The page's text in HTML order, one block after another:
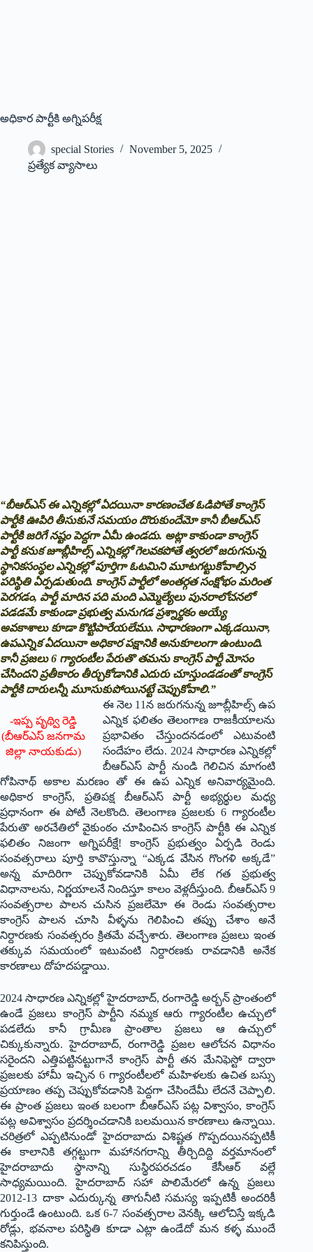
అధికార పార్టీకి అగ్నిపరీక్ష
special Stories
November 5, 2025
ప్రత్యేక వ్యాసాలు
“బీఆర్ఎస్ ఈ ఎన్నికల్లో ఏదయినా కారణంచేత ఓడిపోతే కాంగ్రెస్
పార్టీకి ఊపిరి తీసుకునే సమయం దొరుకుందేమో కానీ బీఆర్ఎస్
పార్టీకి జరిగే నష్టం పెద్దగా ఏమీ ఉండదు. అట్లా కాకుండా కాంగ్రెస్
పార్టీ కనుక జూబ్లీహిల్స్ ఎన్నికల్లో గెలవకపోతే త్వరలో జరుగనున్న
స్థానికసంస్థల ఎన్నికల్లో పూర్తిగా ఓటమిని మూటగట్టుకోవాల్సిన
పరిస్థితి ఏర్పడుతుంది. కాంగ్రెస్ పార్టీలో అంతర్గత సంక్షోభం మరింత
పెరగడం, పార్టీ మారిన పది మంది ఎమ్మెల్యేలు పునరాలోచనలో
పడడమే కాకుండా ప్రభుత్వ మనుగడ ప్రశ్నార్థకం అయ్యే
అవకాశాలు కూడా కొట్టిపారేయలేము. సాధారణంగా ఎక్కడయినా,
ఉపఎన్నిక ఏదయినా అధికార పక్షానికి అనుకూలంగా ఉంటుంది.
కానీ ప్రజలు 6 గ్యారంటీల పేరుతొ తమను కాంగ్రెస్ పార్టీ మోసం
చేసిందని ప్రతీకారం తీర్చుకోడానికి ఎదురు చూస్తుండడంతో కాంగ్రెస్
పార్టీకి దారులన్నీ మూసుకుపోయినట్టే చెప్పుకోవాలి.”
-ఇప్ప పృథ్వి రెడ్డి
(బీఆర్ఎస్ జనగామ
జిల్లా నాయకుడు)
ఈ నెల 11న జరుగనున్న జూబ్లీహిల్స్ ఉప
ఎన్నిక ఫలితం తెలంగాణ రాజకీయాలను
ప్రభావితం చేస్తుందనడంలో ఎటువంటి
సందేహం లేదు. 2024 సాధారణ ఎన్నికల్లో
బీఆర్ఎస్ పార్టీ నుండి గెలిచిన మాగంటి
గోపినాథ్ అకాల మరణం తో ఈ ఉప ఎన్నిక అనివార్యమైంది.
అధికార కాంగ్రెస్, ప్రతిపక్ష బీఆర్ఎస్ పార్టీ అభ్యర్థుల మధ్య
ప్రధానంగా ఈ పోటీ నెలకొంది. తెలంగాణ ప్రజలకు 6 గ్యారంటీల
పేరుతొ అరచేతిలో వైకుంఠం చూపించిన కాంగ్రెస్ పార్టీకి ఈ ఎన్నిక
ఫలితం నిజంగా అగ్నిపరీక్షే! కాంగ్రెస్ ప్రభుత్వం ఏర్పడి రెండు
సంవత్సరాలు పూర్తి కావొస్తున్నా “ఎక్కడ వేసిన గొంగళి అక్కడే”
అన్న మాదిరిగా చెప్పుకోవడానికి ఏమీ లేక గత ప్రభుత్వ
విధానాలను, నిర్ణయాలనే నిందిస్తూ కాలం వెళ్లదీస్తుంది. బీఆర్ఎస్ 9
సంవత్సరాల పాలన చుసిన ప్రజలేమో ఈ రెండు సంవత్సరాల
కాంగ్రెస్ పాలన చూసి వీళ్ళను గెలిపించి తప్పు చేశాం అనే
నిర్దారణకు సంవత్సరం క్రితమే వచ్చేశారు. తెలంగాణ ప్రజలు ఇంత
తక్కువ సమయంలో ఇటువంటి నిర్దారణకు రావడానికి అనేక
కారణాలు దోహదపడ్డాయి.
2024 సాధారణ ఎన్నికల్లో హైదరాబాద్, రంగారెడ్డి అర్బన్ ప్రాంతంలో
ఉండే ప్రజలు కాంగ్రెస్ పార్టీని నమ్మక ఆరు గ్యారంటీల ఉచ్చులో
పడలేదు కానీ గ్రామీణ ప్రాంతాల ప్రజలు ఆ ఉచ్చులో
చిక్కుకున్నారు. హైదరాబాద్, రంగారెడ్డి ప్రజల ఆలోచన విధానం
సరైందని ఎత్తిపట్టినట్టుగానే కాంగ్రెస్ పార్టీ తన మేనిఫెస్టో ద్వారా
ప్రజలకు హామీ ఇచ్చిన 6 గ్యారంటీలలో మహిళలకు ఉచిత బస్సు
ప్రయాణం తప్ప చెప్పుకోవడానికి పెద్దగా చేసిందేమీ లేదనే చెప్పాలి.
ఈ ప్రాంత ప్రజలు ఇంత బలంగా బీఆర్ఎస్ పట్ల విశ్వాసం, కాంగ్రెస్
పట్ల అవిశ్వాసం ప్రదర్శించడానికి బలమయిన కారణాలు ఉన్నాయి.
చరిత్రలో ఎప్పటినుండో హైదరాబాదు విశిష్టత గొప్పదయినప్పటికీ
ఈ కాలానికి తగ్గట్టుగా మహానగరాన్ని తీర్చిదిద్ది వర్తమానంలో
హైదరాబాదు స్థానాన్ని సుస్థిరపరచడం కేసీఆర్ వల్లే
సాధ్యమయింది. హైదరాబాద్ సహా పొలిమేరలో ఉన్న ప్రజలు
2012-13 దాకా ఎదుర్కున్న తాగునీటి సమస్య ఇప్పటికీ అందరికీ
గుర్తుండే ఉంటుంది. ఒక 6-7 సంవత్సరాల వెనక్కి ఆలోచిస్తే ఇక్కడి
రోడ్లు, భవనాల పరిస్థితి కూడా ఎట్లా ఉండేదో మన కళ్ళ ముందే
కనిపిస్తుంది.